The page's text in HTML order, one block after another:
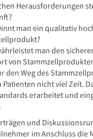
Herausforderungen
man ein qualitativ
man den
von
den Weg des
Patienten nicht viel Zeit.
erarbeitet und
und
im Anschluss die